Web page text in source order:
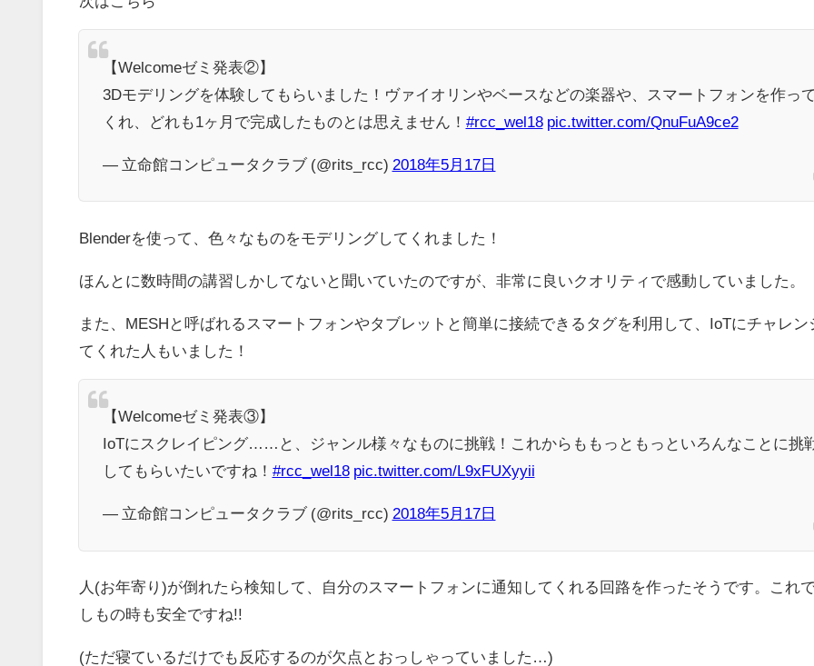
【Welcomeゼミ発表②】
3Dモデリングを体験してもらいました！ヴァイオリンやベースなどの楽器や、スマートフォンを作っ
くれ、どれも1ヶ月で完成したものとは思えません！ #rcc_wel18 pic.twitter.com/QnuFuA9ce2
— 立命館コンピュータクラブ (@rits_rcc) 2018年5月17日
Blenderを使って、色々なものをモデリングしてくれました！
ほんとに数時間の講習しかしてないと聞いていたのですが、非常に良いクオリティで感動していました。
また、MESHと呼ばれるスマートフォンやタブレットと簡単に接続できるタグを利用して、IoTにチャレン
てくれた人もいました！
【Welcomeゼミ発表③】
IoTにスクレイピング……と、ジャンル様々なものに挑戦！これからももっともっといろんなことに挑
してもらいたいですね！ #rcc_wel18 pic.twitter.com/L9xFUXyyii
— 立命館コンピュータクラブ (@rits_rcc) 2018年5月17日
人(お年寄り)が倒れたら検知して、自分のスマートフォンに通知してくれる回路を作ったそうです。これ
しもの時も安全ですね!!
(ただ寝ているだけでも反応するのが欠点とおっしゃっていました…)